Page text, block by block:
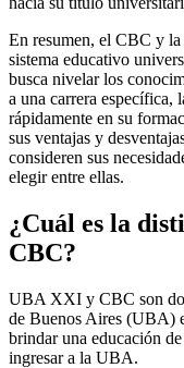
En resumen, el CBC y la
sistema educativo
busca nivelar los
a una carrera específica,
rápidamente en su
sus ventajas y
consideren sus
elegir entre ellas.
¿Cuál es la
CBC?
UBA XXI y CBC son
de Buenos Aires (UBA)
brindar una educación
ingresar a la UBA.